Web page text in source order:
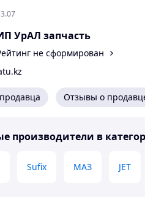
УрАЛ запчасть
не сформирован
Отзывы о
производители в
Sufix МАЗ JET